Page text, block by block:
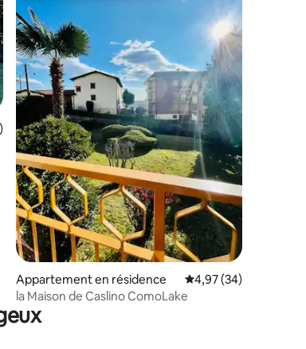
sur 5
moyenne sur la base de 123 commentaires : 5 sur 5
Appartement en résidence Évaluation moyenne
4,97 (34)
la Maison de Caslino ComoLake